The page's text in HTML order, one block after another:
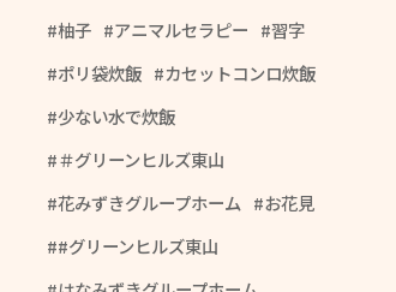
柚子
アニマルセラピー
習字
ポリ袋炊飯
カセットコンロ炊飯
少ない水で炊飯
＃グリーンヒルズ東山
花みずきグループホーム
お花見
#グリーンヒルズ東山